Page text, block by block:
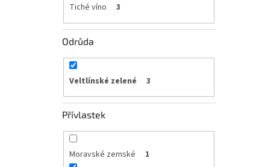
Tiché víno 3
Odrůda
Veltlínské zelené 3
Přívlastek
Moravské zemské 1